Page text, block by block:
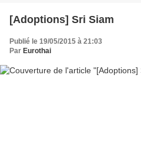
[Adoptions] Sri Siam
Publié le 19/05/2015 à 21:03
Par Eurothai